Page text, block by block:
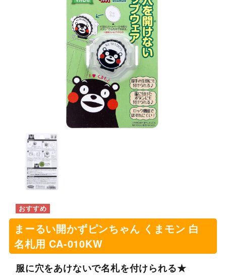
まーるい開かずピンちゃん くまモン 白
名札用 CA-010KW
服に穴をあけないで名札を付けられる★